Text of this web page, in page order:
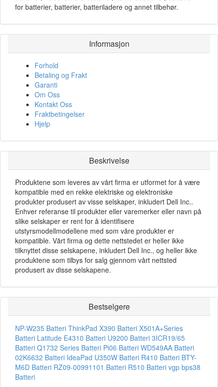
for batterier, batterier, batteriladere og annet tilbehør.
Informasjon
Forhold
Betaling og Frakt
Garanti
Om Oss
Kontakt Oss
Fraktbetingelser
Hjelp
Beskrivelse
Produktene som leveres av vårt firma er utformet for å være
kompatible med en rekke elektriske og elektroniske
produkter produsert av visse selskaper, inkludert Dell Inc..
Enhver referanse til produkter eller varemerker eller navn på
slike selskaper er rent for å identifisere
utstyrsmodellmodellene med som våre produkter er
kompatible. Vårt firma og dette nettstedet er heller ikke
tilknyttet disse selskapene, inkludert Dell Inc., og heller ikke
produktene som tilbys for salg gjennom vårt nettsted
produsert av disse selskapene.
Bestselgere
NP-W235 Batteri ThinkPad X390 Batteri X501A+Series
Batteri Latitude E4310 Batteri U9200 Batteri 3ICR19/65
Batteri Q1732 Series Batteri Pi06 Batteri WD549AA Batteri
02K6632 Batteri IdeaPad U350W Batteri R410 Batteri BTY-
M6D Batteri RZ09-00991101 Batteri R510 Batteri vgp bps38
Batteri